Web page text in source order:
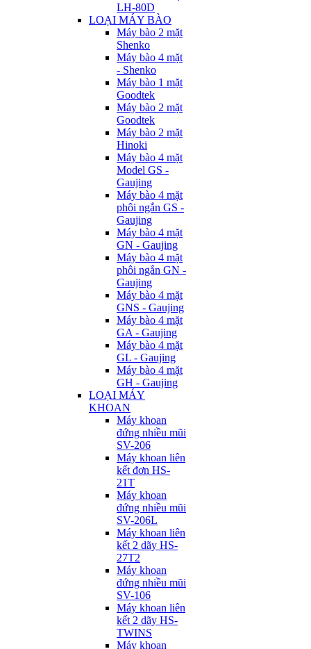
LH-80D
LOẠI MÁY BÀO
Máy bào 2 mặt
Shenko
Máy bào 4 mặt
- Shenko
Máy bào 1 mặt
Goodtek
Máy bào 2 mặt
Goodtek
Máy bào 2 mặt
Hinoki
Máy bào 4 mặt
Model GS -
Gaujing
Máy bào 4 mặt
phôi ngắn GS -
Gaujing
Máy bào 4 mặt
GN - Gaujing
Máy bào 4 mặt
phôi ngắn GN -
Gaujing
Máy bào 4 mặt
GNS - Gaujing
Máy bào 4 mặt
GA - Gaujing
Máy bào 4 mặt
GL - Gaujing
Máy bào 4 mặt
GH - Gaujing
LOẠI MÁY
KHOAN
Máy khoan
đứng nhiều mũi
SV-206
Máy khoan liên
kết đơn HS-
21T
Máy khoan
đứng nhiều mũi
SV-206L
Máy khoan liên
kết 2 dãy HS-
27T2
Máy khoan
đứng nhiều mũi
SV-106
Máy khoan liên
kết 2 dãy HS-
TWINS
Máy khoan